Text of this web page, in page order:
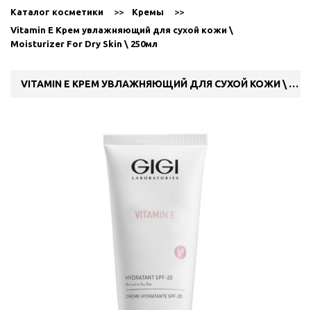
Каталог косметики
Кремы
Vitamin E Крем увлажняющий для сухой кожи \
Moisturizer For Dry Skin \ 250мл
VITAMIN E КРЕМ УВЛАЖНЯЮЩИЙ ДЛЯ СУХОЙ КОЖИ \ MOISTURIZER FOR DRY SKIN \ 250МЛ